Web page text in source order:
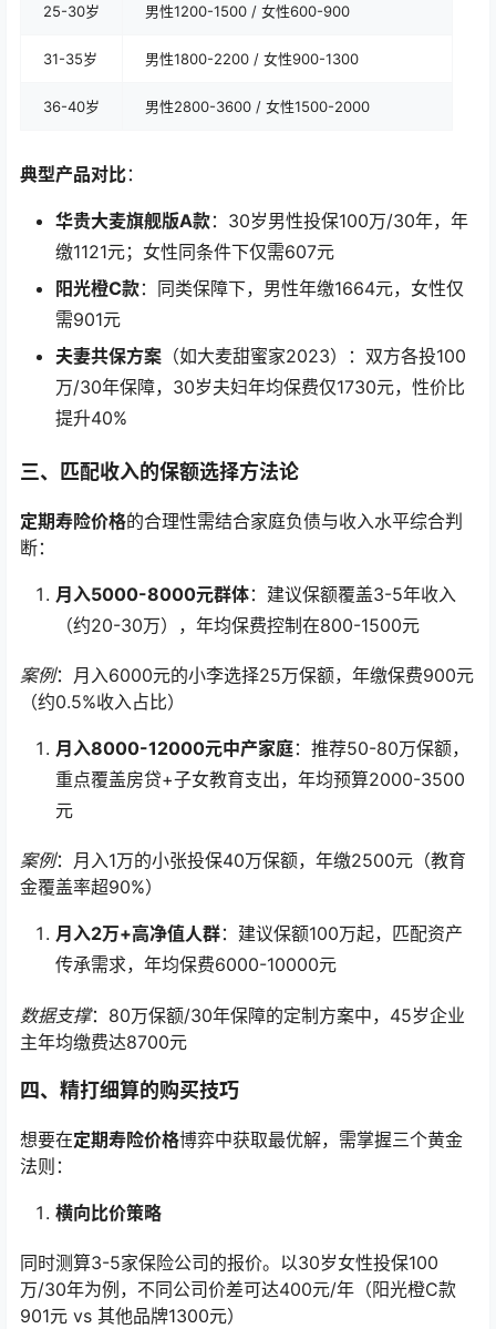
25-30岁 男性1200-1500 / 女性600-900
31-35岁 男性1800-2200 / 女性900-1300
36-40岁 男性2800-3600 / 女性1500-2000
典型产品对比：
华贵大麦旗舰版A款：30岁男性投保100万/30年，年
缴1121元；女性同条件下仅需607元
阳光橙C款：同类保障下，男性年缴1664元，女性仅
需901元
夫妻共保方案 （如大麦甜蜜家2023）：双方各投100
万/30年保障，30岁夫妇年均保费仅1730元，性价比
提升40%
三、匹配收入的保额选择方法论
定期寿险价格的合理性需结合家庭负债与收入水平综合判
断：
月入5000-8000元群体：建议保额覆盖3-5年收入
（约20-30万），年均保费控制在800-1500元
案例：月入6000元的小李选择25万保额，年缴保费900元
（约0.5%收入占比）
月入8000-12000元中产家庭：推荐50-80万保额，
重点覆盖房贷+子女教育支出，年均预算2000-3500
元
案例：月入1万的小张投保40万保额，年缴2500元（教育
金覆盖率超90%）
月入2万+高净值人群：建议保额100万起，匹配资产
传承需求，年均保费6000-10000元
数据支撑：80万保额/30年保障的定制方案中，45岁企业
主年均缴费达8700元
四、精打细算的购买技巧
想要在定期寿险价格博弈中获取最优解，需掌握三个黄金
法则：
横向比价策略
同时测算3-5家保险公司的报价。以30岁女性投保100
万/30年为例，不同公司价差可达400元/年（阳光橙C款
901元 vs 其他品牌1300元）